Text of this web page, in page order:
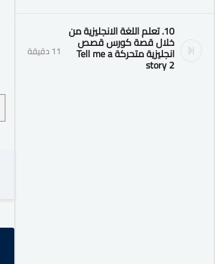
10. تعلم اللغة الانجليزية من
خلال قصة كورس قصص
انجليزية متحركة Tell me a
story 2
11 دقيقة